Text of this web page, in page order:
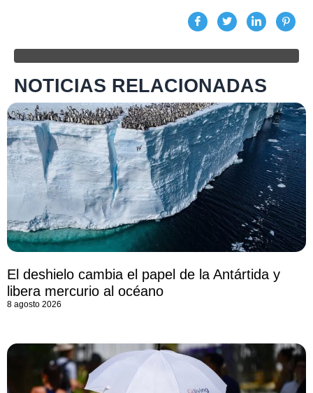
NOTICIAS RELACIONADAS
El deshielo cambia el papel de la Antártida y
libera mercurio al océano
8 agosto 2026